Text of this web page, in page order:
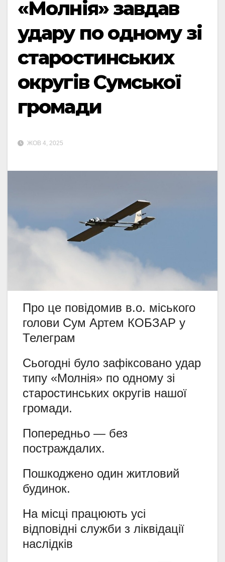
«Молнія» завдав
удару по одному зі
старостинських
округів Сумської
громади
ЖОВ 4, 2025
Про це повідомив в.о. міського
голови Сум Артем КОБЗАР у
Телеграм
Сьогодні було зафіксовано удар
типу «Молнія» по одному зі
старостинських округів нашої
громади.
Попередньо — без
постраждалих.
Пошкоджено один житловий
будинок.
На місці працюють усі
відповідні служби з ліквідації
наслідків